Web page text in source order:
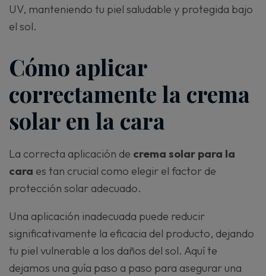
UV, manteniendo tu piel saludable y protegida bajo
el sol.
Cómo aplicar
correctamente la crema
solar en la cara
La correcta aplicación de crema solar para la
cara es tan crucial como elegir el factor de
protección solar adecuado.
Una aplicación inadecuada puede reducir
significativamente la eficacia del producto, dejando
tu piel vulnerable a los daños del sol. Aquí te
dejamos una guía paso a paso para asegurar una